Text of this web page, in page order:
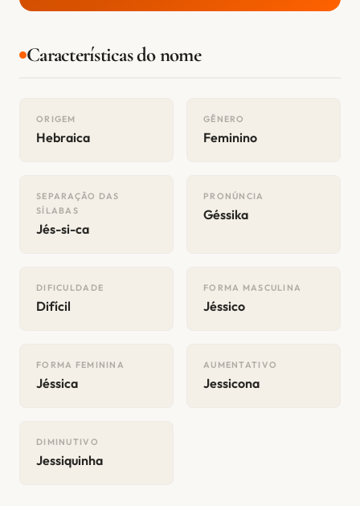
Características do nome
ORIGEM
Hebraica
GÊNERO
Feminino
SEPARAÇÃO DAS
SÍLABAS
Jés-si-ca
PRONÚNCIA
Géssika
DIFICULDADE
Difícil
FORMA MASCULINA
Jéssico
FORMA FEMININA
Jéssica
AUMENTATIVO
Jessicona
DIMINUTIVO
Jessiquinha